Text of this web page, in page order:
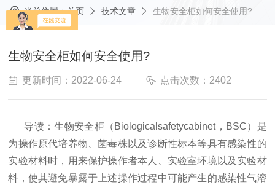
当前位置：首页 技术文章 生物安全柜如何安全使用?
生物安全柜如何安全使用?
更新时间：2022-06-24 点击次数：2402
导读：生物安全柜（Biologicalsafetycabinet，BSC）是
为操作原代培养物、菌毒株以及诊断性标本等具有感染性的
实验材料时，用来保护操作者本人、实验室环境以及实验材
料，使其避免暴露于上述操作过程中可能产生的感染性气溶